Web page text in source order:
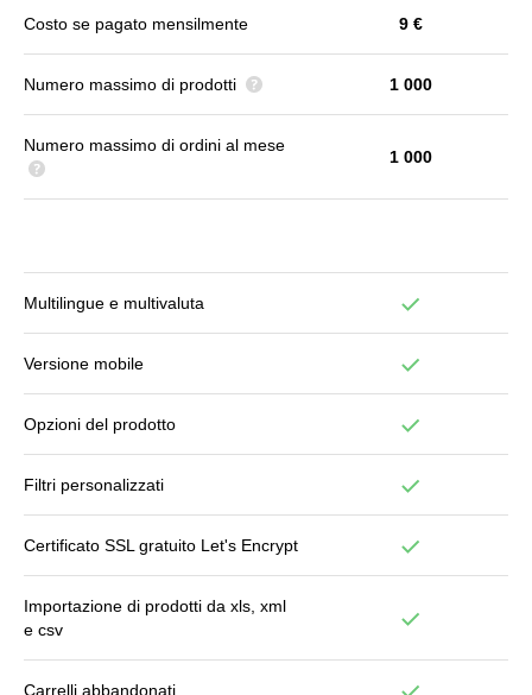
Costo se pagato mensilmente 9 €
Numero massimo di prodotti 1 000
Numero massimo di ordini al mese
1 000
Multilingue e multivaluta
Versione mobile
Opzioni del prodotto
Filtri personalizzati
Certificato SSL gratuito Let's Encrypt
Importazione di prodotti da xls, xml
e csv
Carrelli abbandonati